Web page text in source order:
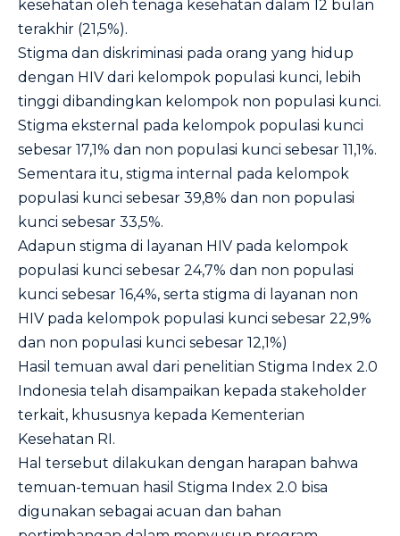
kesehatan oleh tenaga kesehatan dalam 12 bulan
terakhir (21,5%).
Stigma dan diskriminasi pada orang yang hidup
dengan HIV dari kelompok populasi kunci, lebih
tinggi dibandingkan kelompok non populasi kunci.
Stigma eksternal pada kelompok populasi kunci
sebesar 17,1% dan non populasi kunci sebesar 11,1%.
Sementara itu, stigma internal pada kelompok
populasi kunci sebesar 39,8% dan non populasi
kunci sebesar 33,5%.
Adapun stigma di layanan HIV pada kelompok
populasi kunci sebesar 24,7% dan non populasi
kunci sebesar 16,4%, serta stigma di layanan non
HIV pada kelompok populasi kunci sebesar 22,9%
dan non populasi kunci sebesar 12,1%)
Hasil temuan awal dari penelitian Stigma Index 2.0
Indonesia telah disampaikan kepada stakeholder
terkait, khususnya kepada Kementerian
Kesehatan RI.
Hal tersebut dilakukan dengan harapan bahwa
temuan-temuan hasil Stigma Index 2.0 bisa
digunakan sebagai acuan dan bahan